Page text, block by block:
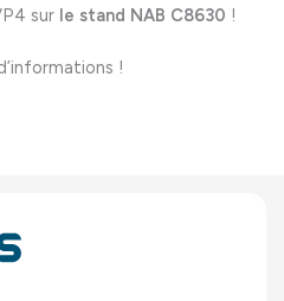
sur le stand NAB C8630 !
!